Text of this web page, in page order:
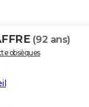
(92 ans)
obsèques